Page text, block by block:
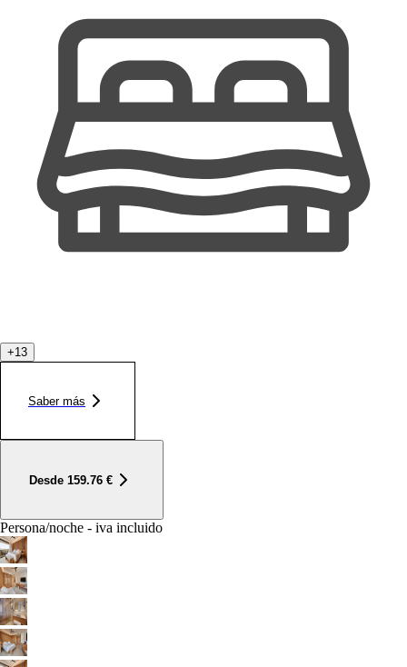
+13
Saber más
Desde 159.76 €
Persona/noche - iva incluido